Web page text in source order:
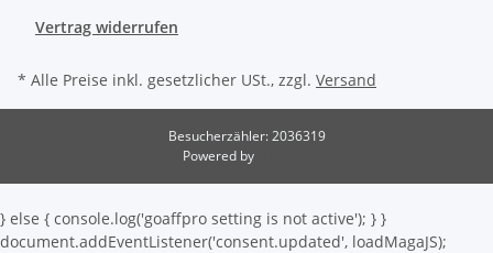
Vertrag widerrufen
* Alle Preise inkl. gesetzlicher USt., zzgl. Versand
Besucherzähler: 2036319
Powered by
} else { console.log('goaffpro setting is not active'); } }
document.addEventListener('consent.updated', loadMagaJS);